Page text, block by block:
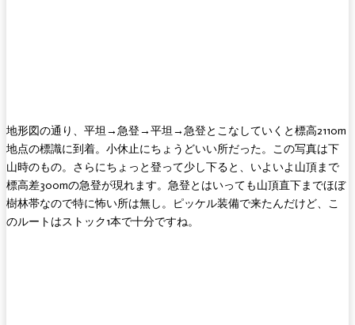
地形図の通り、平坦→急登→平坦→急登とこなしていくと標高2110m
地点の標識に到着。小休止にちょうどいい所だった。この写真は下
山時のもの。さらにちょっと登って少し下ると、いよいよ山頂まで
標高差300mの急登が現れます。急登とはいっても山頂直下までほぼ
樹林帯なので特に怖い所は無し。ピッケル装備で来たんだけど、こ
のルートはストック1本で十分ですね。